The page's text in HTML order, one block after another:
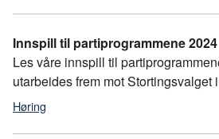
Innspill til partiprogrammene 2024
Les våre innspill til
utarbeides frem mot Stortingsvalget
Høring